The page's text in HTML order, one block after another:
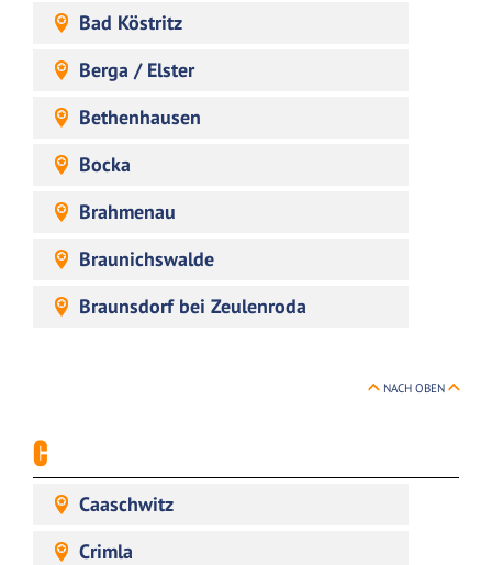
Bad Köstritz
Berga / Elster
Bethenhausen
Bocka
Brahmenau
Braunichswalde
Braunsdorf bei Zeulenroda
NACH OBEN
C
Caaschwitz
Crimla